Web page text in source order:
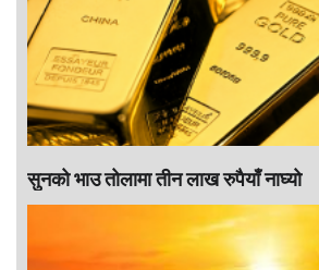
सुनको भाउ तोलामा तीन लाख रुपैयाँ नाघ्यो